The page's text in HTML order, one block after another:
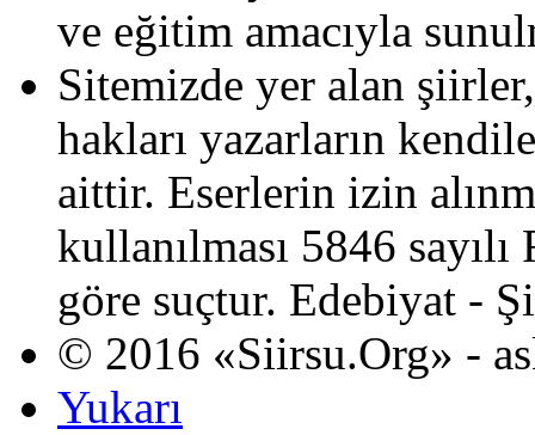
ve eğitim amacıyla
Sitemizde yer alan
hakları yazarların
aittir. Eserlerin izin
kullanılması 5846
göre suçtur. Edebiyat -
© 2016 «Siirsu.Org» -
Yukarı